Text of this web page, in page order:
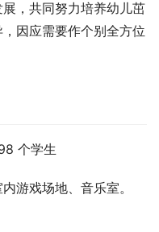
，共同努力培养幼儿茁
因应需要作个别全方位
个学生
游戏场地、音乐室。